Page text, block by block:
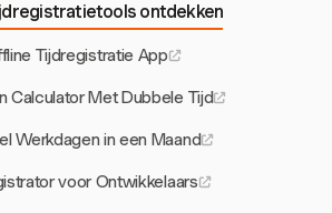
ontdekken
Tijdregistratie App
Calculator Met Dubbele Tijd
Werkdagen in een Maand
voor Ontwikkelaars